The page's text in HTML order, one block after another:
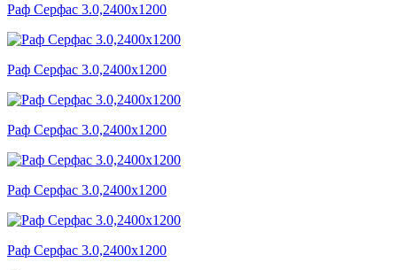
Раф Серфас 3.0,2400x1200
Раф Серфас 3.0,2400x1200
Раф Серфас 3.0,2400x1200
Раф Серфас 3.0,2400x1200
Раф Серфас 3.0,2400x1200